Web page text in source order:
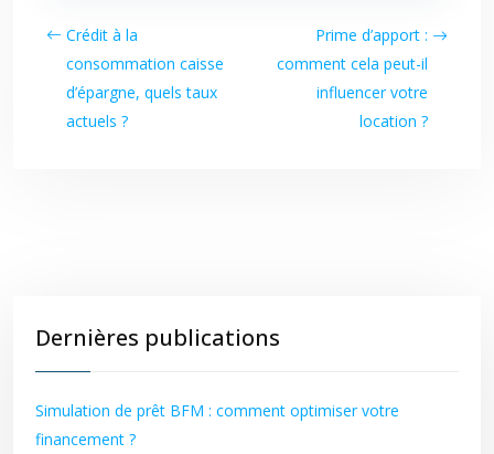
Crédit à la
consommation caisse
d’épargne, quels taux
actuels ?
Prime d’apport :
comment cela peut-il
influencer votre
location ?
Dernières publications
Simulation de prêt BFM : comment optimiser votre
financement ?